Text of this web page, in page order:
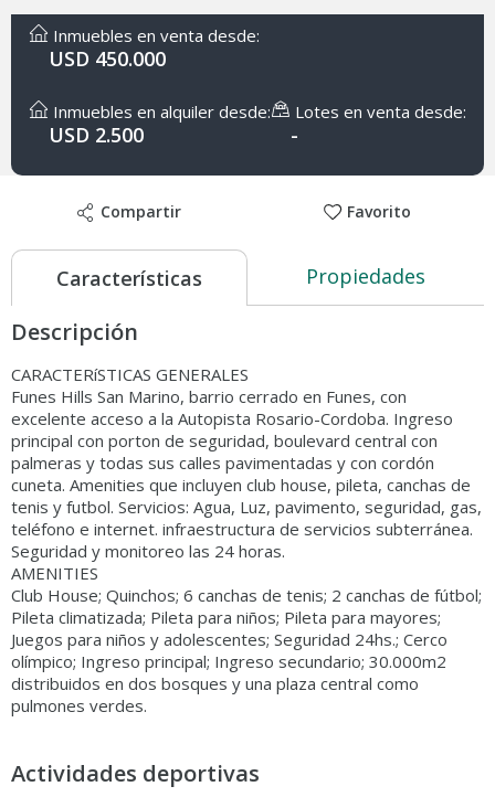
Inmuebles en venta desde:
USD 450.000
Inmuebles en alquiler desde:
USD 2.500
Lotes en venta desde:
-
Compartir Favorito
Características Propiedades
Descripción
CARACTERíSTICAS GENERALES
Funes Hills San Marino, barrio cerrado en Funes, con
excelente acceso a la Autopista Rosario-Cordoba. Ingreso
principal con porton de seguridad, boulevard central con
palmeras y todas sus calles pavimentadas y con cordón
cuneta. Amenities que incluyen club house, pileta, canchas de
tenis y futbol. Servicios: Agua, Luz, pavimento, seguridad, gas,
teléfono e internet. infraestructura de servicios subterránea.
Seguridad y monitoreo las 24 horas.
AMENITIES
Club House; Quinchos; 6 canchas de tenis; 2 canchas de fútbol;
Pileta climatizada; Pileta para niños; Pileta para mayores;
Juegos para niños y adolescentes; Seguridad 24hs.; Cerco
olímpico; Ingreso principal; Ingreso secundario; 30.000m2
distribuidos en dos bosques y una plaza central como
pulmones verdes.
Actividades deportivas